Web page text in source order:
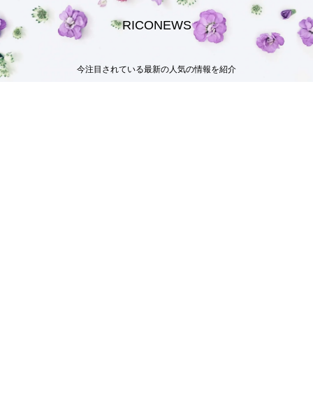
RICONEWS
今注目されている最新の人気の情報を紹介